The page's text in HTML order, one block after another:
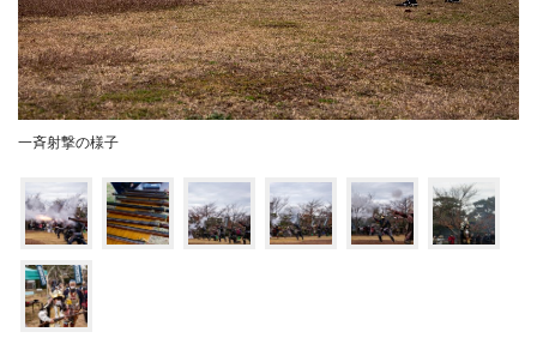
一斉射撃の様子